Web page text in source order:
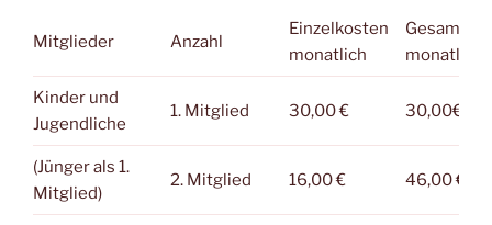
Mitglieder Anzahl
Einzelkosten
monatlich
monatlich
Kinder und
Jugendliche
1. Mitglied 30,00 € 30,00€
(Jünger als 1.
Mitglied)
2. Mitglied 16,00 € 46,00 €